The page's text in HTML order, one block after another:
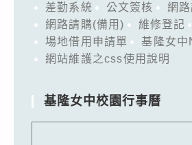
差勤系統 公文簽核
網
網路請購(備用)
維修登記
場地借用申請單
基隆女
網站維護之css使用說明
基隆女中校園行事曆